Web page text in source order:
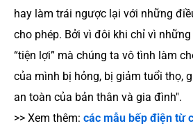
hay làm trái ngược lại với những
cho phép. Bởi vì đôi khi chỉ vì những
“tiện lợi” mà chúng ta vô tình làm
của mình bị hỏng, bị giảm tuổi thọ,
an toàn của bản thân và gia đình".
>> Xem thêm: các mẫu bếp điện từ